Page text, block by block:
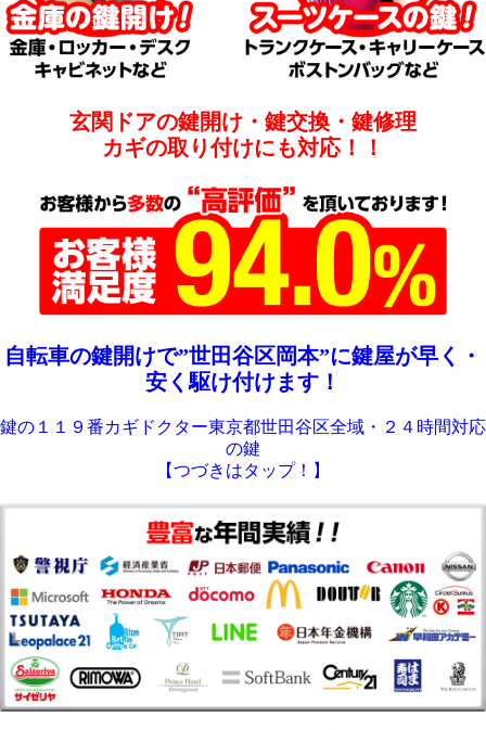
玄関ドアの鍵開け・鍵交換・鍵修理
カギの取り付けにも対応！！
自転車の鍵開けで”世田谷区岡本”に鍵屋が早く・
安く駆け付けます！
鍵の１１９番カギドクター東京都世田谷区全域・２４時間対応
の鍵
【つづきはタップ！】